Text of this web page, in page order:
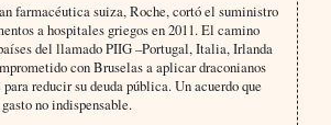
farmacéutica suiza, Roche, cortó el suministro
a hospitales griegos en 2011. El camino
del llamado PIIG –Portugal, Italia, Irlanda
con Bruselas a aplicar draconianos
reducir su deuda pública. Un acuerdo que
no indispensable.